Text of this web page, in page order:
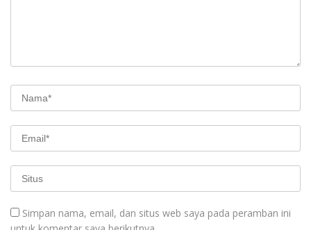
Simpan nama, email, dan situs web saya pada peramban ini